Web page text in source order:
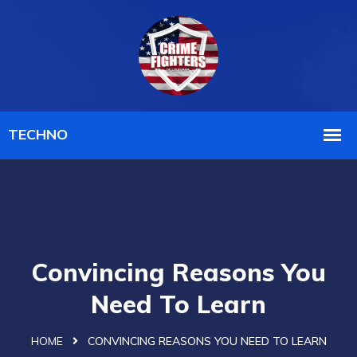
Convincing Reasons You
Need To Learn
HOME CONVINCING REASONS YOU NEED TO LEARN